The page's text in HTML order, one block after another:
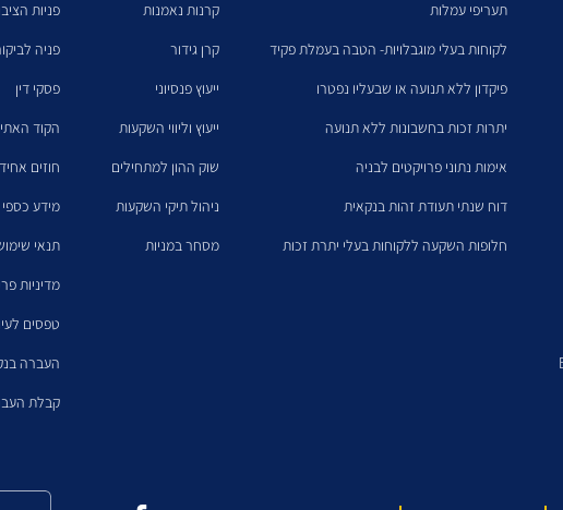
תעריפי עמלות
לקוחות בעלי מוגבלויות- הטבה בעמלת פקיד
פיקדון ללא תנועה או שבעליו נפטרו
יתרות זכות בחשבונות ללא תנועה
אימות נתוני פרויקטים לבניה
דוח שנתי תעודת זהות בנקאית
חלופות השקעה ללקוחות בעלי יתרת זכות
קרנות נאמנות
קרן גידור
ייעוץ פנסיוני
ייעוץ וליווי השקעות
שוק ההון למתחילים
ניהול תיקי השקעות
מסחר במניות
פניות
פניה
פסקי דין
הקוד האתי
חוזים
מידע כספי
תנאי
מדיניות
טפסים
העברה
קבלת